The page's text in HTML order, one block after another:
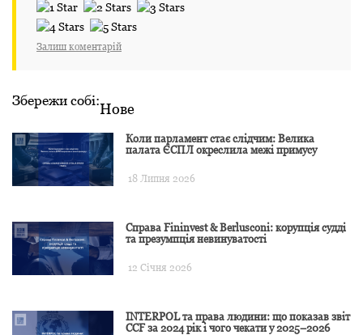
Залиш коментарій
Збережи собі:Нове
Коли парламент стає слідчим: Велика
палата ЄСПЛ окреслила межі примусу
18 Липня 2026
Справа Fininvest & Berlusconi: корупція судді
та презумпція невинуватості
12 Січня 2026
INTERPOL та права людини: що показав звіт
CCF за 2024 рік і чого чекати у 2025–2026